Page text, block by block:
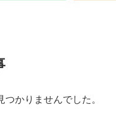
つかりませんでした。